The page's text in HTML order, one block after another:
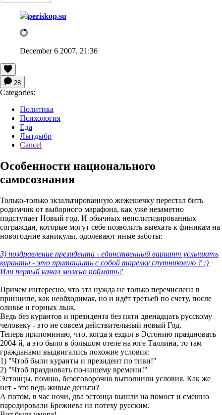
periskop.su
December 6 2007, 21:36
28
Categories:
Политика
Психология
Еда
Лытдыбр
Cancel
Особенности национального
самосознания
Только-только экзальтированную жежешечку перестал бить
родимчик от выборного марафона, как уже незаметно
подступает Новый год. И обычных неполитизированных
сограждан, которые могут себе позволить выехать к финикам на
новогодние каникулы, одолевают иные заботы:
3) поздравление президента - единственный вариант услышать
куранты - это притащить с собой тарелку спутниковую ? :)
Или первый канал можно поймать?
Причем интересно, что эта нужда не только перечислена в
принципе, как необходимая, но и идёт третьей по счету, после
оливье и горных лыж.
Ведь без курантов и президента без пяти двенадцать русскому
человеку - это не совсем действительный новый Год.
Теперь припоминаю, что, когда я ездил в Эстонию праздновать
2004-й, а это было в большом отеле на юге Таллина, то там
гражданами выдвигались похожие условия:
1) "Чтоб были куранты и президент по тиви!"
2) "Чтоб праздновать по-нашему времени!"
Эстонцы, помню, безоговорочно выполнили условия. Как же
нет - это ведь живые деньги?
А потом, в час ночи, два эстонца вышли на помост и смешно
пародировали Брежнева на потеху русским.